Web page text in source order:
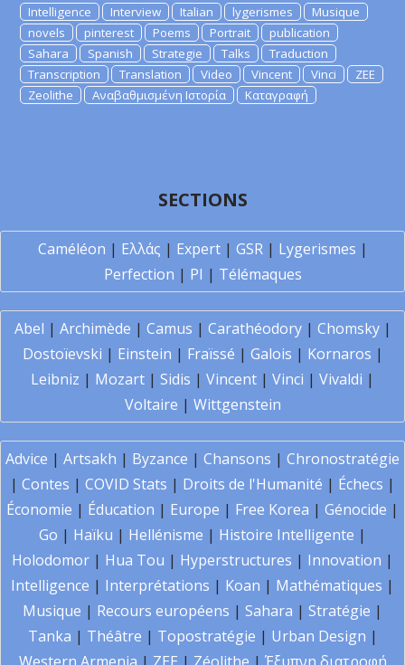
Intelligence
Interview Italian lygerismes
Musique
novels
pinterest Poems Portrait
publication
Sahara
Spanish Strategie Talks
Traduction
Transcription
Translation Video Vincent Vinci
ZEE
Zeolithe
Αναβαθμισμένη Ιστορία Καταγραφή
SECTIONS
Caméléon | Ελλάς | Expert| GSR| Lygerismes |
Perfection | PI | Télémaques
Abel | Archimède | Camus | Carathéodory| Chomsky|
Dostoïevski | Einstein | Fraïssé | Galois | Kornaros |
Leibniz | Mozart | Sidis | Vincent | Vinci | Vivaldi |
Voltaire | Wittgenstein
Advice | Artsakh | Byzance | Chansons | Chronostratégie
| Contes | COVID Stats | Droits de l'Humanité | Échecs |
Économie | Éducation | Europe | Free Korea | Génocide |
Go | Haïku | Hellénisme | Histoire Intelligente |
Holodomor | Hua Tou | Hyperstructures | Innovation |
Intelligence | Interprétations | Koan | Mathématiques |
Musique | Recours européens | Sahara | Stratégie |
Tanka | Théâtre | Topostratégie | Urban Design |